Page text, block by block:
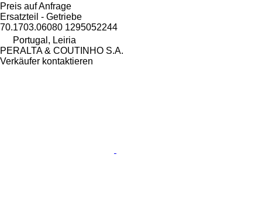
Preis auf Anfrage
Ersatzteil - Getriebe
70.1703.06080 1295052244
Portugal, Leiria
PERALTA & COUTINHO S.A.
Verkäufer kontaktieren